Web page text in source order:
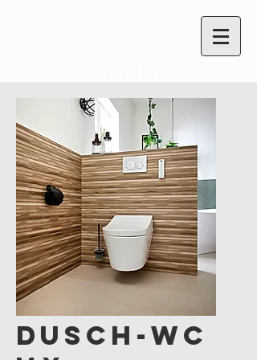
Dusch-WC